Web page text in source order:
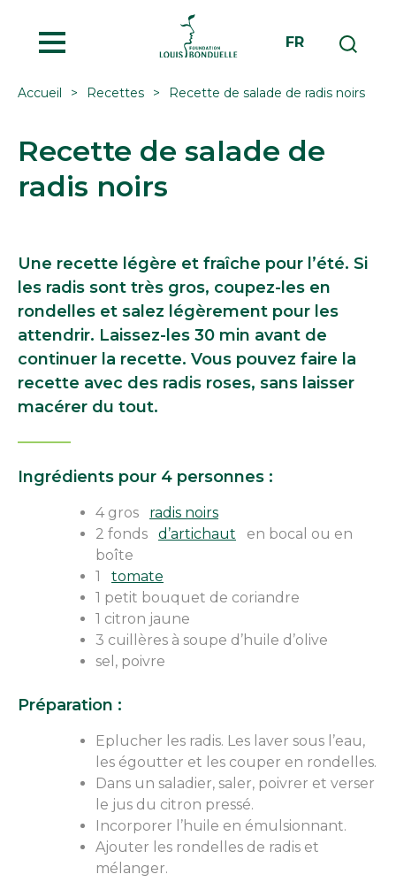
FR
Accueil Recettes Recette de salade de radis noirs
Recette de salade de
radis noirs
Une recette légère et fraîche pour l’été. Si
les radis sont très gros, coupez-les en
rondelles et salez légèrement pour les
attendrir. Laissez-les 30 min avant de
continuer la recette. Vous pouvez faire la
recette avec des radis roses, sans laisser
macérer du tout.
Ingrédients pour 4 personnes :
4 gros
radis noirs
2 fonds
d’artichaut
en bocal ou en
boîte
1
tomate
1 petit bouquet de coriandre
1 citron jaune
3 cuillères à soupe d’huile d’olive
sel, poivre
Préparation :
Eplucher les radis. Les laver sous l’eau,
les égoutter et les couper en rondelles.
Dans un saladier, saler, poivrer et verser
le jus du citron pressé.
Incorporer l’huile en émulsionnant.
Ajouter les rondelles de radis et
mélanger.